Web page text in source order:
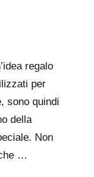
regalo
per
sono quindi
della
Non
…